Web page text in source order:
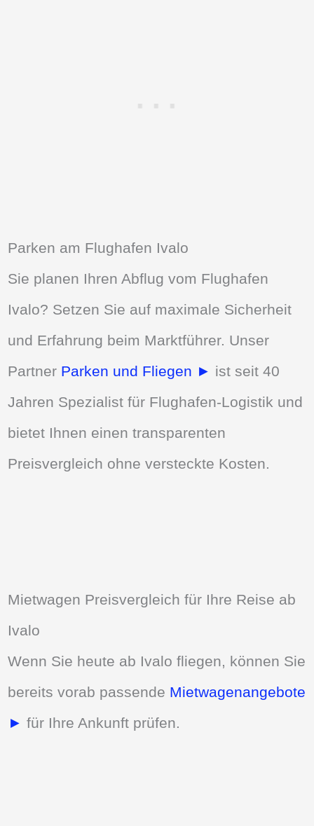
Parken am Flughafen Ivalo
Sie planen Ihren Abflug vom Flughafen
Ivalo? Setzen Sie auf maximale Sicherheit
und Erfahrung beim Marktführer. Unser
Partner Parken und Fliegen ► ist seit 40
Jahren Spezialist für Flughafen-Logistik und
bietet Ihnen einen transparenten
Preisvergleich ohne versteckte Kosten.
Mietwagen Preisvergleich für Ihre Reise ab
Ivalo
Wenn Sie heute ab Ivalo fliegen, können Sie
bereits vorab passende Mietwagenangebote
► für Ihre Ankunft prüfen.